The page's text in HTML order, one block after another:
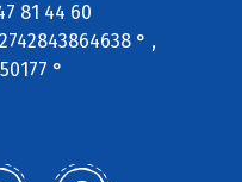
81 44 60
° ,
°